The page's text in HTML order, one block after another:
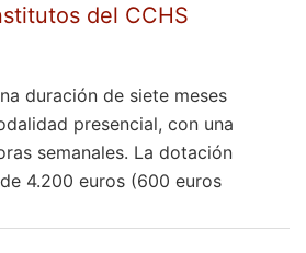
del CCHS
duración de siete meses
presencial, con una
semanales. La dotación
4.200 euros (600 euros